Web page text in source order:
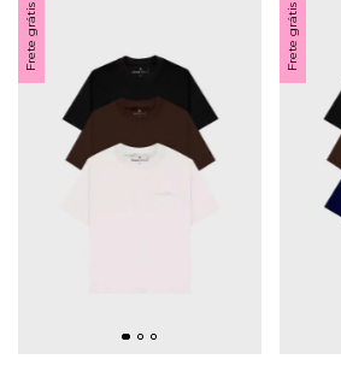
Frete grátis Frete grátis